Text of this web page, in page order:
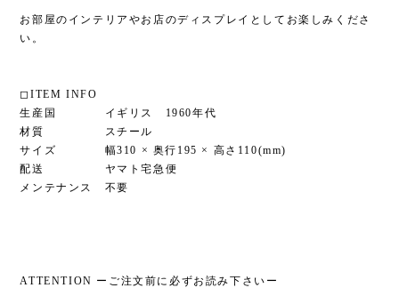
お部屋のインテリアやお店のディスプレイとしてお楽しみくださ
い。
◻︎ITEM INFO
生産国 イギリス 1960年代
材質 スチール
サイズ 幅310 × 奥行195 × 高さ110(mm)
配送 ヤマト宅急便
メンテナンス 不要
ATTENTION ーご注文前に必ずお読み下さいー